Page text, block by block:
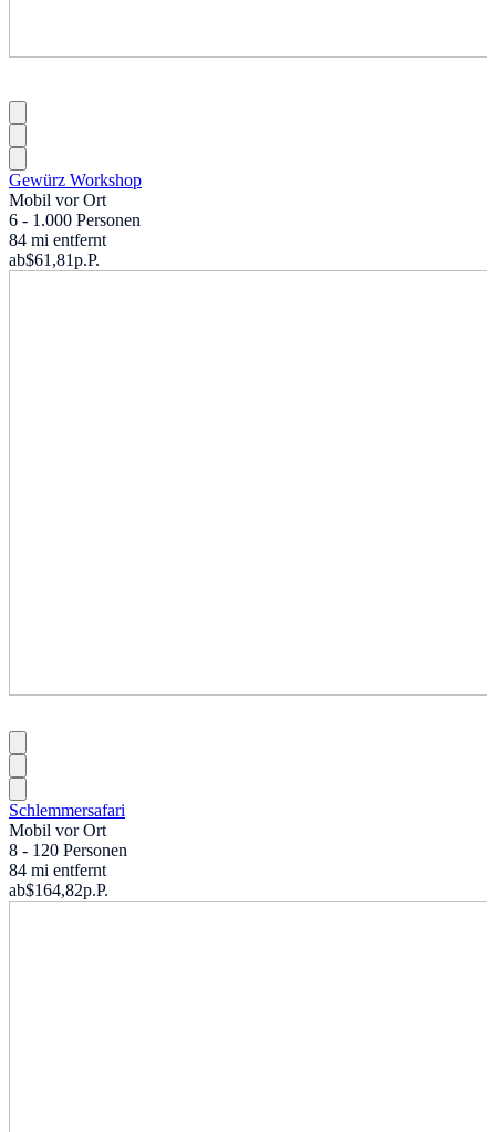
Gewürz Workshop
Mobil vor Ort
6 - 1.000 Personen
84 mi entfernt
ab$61,81p.P.
Schlemmersafari
Mobil vor Ort
8 - 120 Personen
84 mi entfernt
ab$164,82p.P.